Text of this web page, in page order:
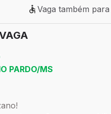
Vaga também para
Vaga também
PARDO/MS